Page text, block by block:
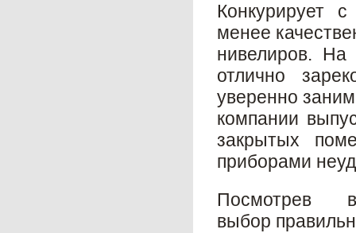
Конкурирует
менее
нивелиров.
отлично
уверенно
компании
закрытых
приборами
Посмотрев
выбор